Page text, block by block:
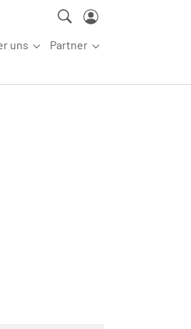
for "Angebot"
uns
Submenu for "Über uns"
Partner
Submenu for